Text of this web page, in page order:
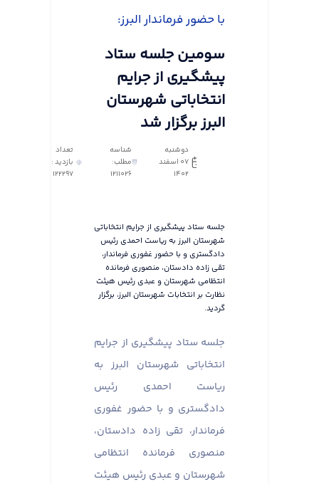
با حضور فرماندار البرز:
سومین جلسه ستاد
پیشگیری از جرایم
انتخاباتی شهرستان
البرز برگزار شد
دوشنبه
07 اسفند
1402
شناسه
مطلب:
1211026
تعداد
بازدید :
122297
جلسه ستاد پیشگیری از جرایم انتخاباتی
شهرستان البرز به ریاست احمدی رئیس
دادگستری و با حضور غفوری فرماندار،
تقی زاده دادستان، منصوری فرمانده
انتظامی شهرستان و عبدی رئیس هیئت
نظارت بر انتخابات شهرستان البرز، برگزار
گردید.
جلسه ستاد پیشگیری از جرایم
انتخاباتی شهرستان البرز به
ریاست احمدی رئیس
دادگستری و با حضور غفوری
فرماندار، تقی زاده دادستان،
منصوری فرمانده انتظامی
شهرستان و عبدی رئیس هیئت